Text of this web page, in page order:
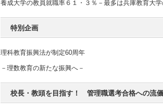
養成大学の教員就職率６１・３％－最多は兵庫教育大学
特別企画
理科教育振興法が制定60周年
－理数教育の新たな振興へ－
校長・教頭を目指す！ 管理職選考合格への流儀